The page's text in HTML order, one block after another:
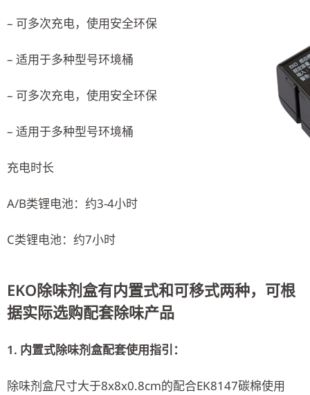
– 可多次充电，使用安全环保
– 适用于多种型号环境桶
– 可多次充电，使用安全环保
– 适用于多种型号环境桶
充电时长
A/B类锂电池：约3-4小时
C类锂电池：约7小时
EKO除味剂盒有内置式和可移式两种，可根
据实际选购配套除味产品
1. 内置式除味剂盒配套使用指引：
除味剂盒尺寸大于8x8x0.8cm的配合EK8147碳棉使用